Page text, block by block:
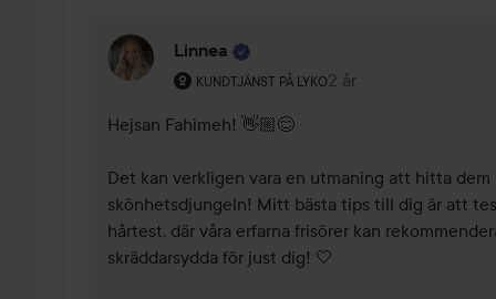
Linnea
KUNDTJÄNST PÅ LYKO
Användarens roll: Kundtjänst på Lyko.
2 år
Kommentaren lades
Hejsan Fahimeh! 👋🏼😊
Det kan verkligen vara en utmaning att hitta
skönhetsdjungeln! Mitt bästa tips till dig är att
hårtest, där våra erfarna frisörer kan
skräddarsydda för just dig! 🤍